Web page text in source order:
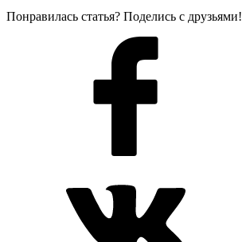
Понравилась статья? Поделись с друзьями!